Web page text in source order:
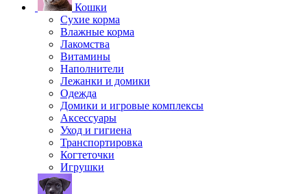
Кошки
Сухие корма
Влажные корма
Лакомства
Витамины
Наполнители
Лежанки и домики
Одежда
Домики и игровые комплексы
Аксессуары
Уход и гигиена
Транспортировка
Когтеточки
Игрушки